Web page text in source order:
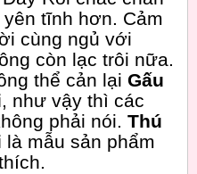
tĩnh hơn. Cảm
cùng ngủ với
còn lạc trôi nữa.
thể cản lại Gấu
, như vậy thì các
phải nói. Thú
là mẫu sản phẩm